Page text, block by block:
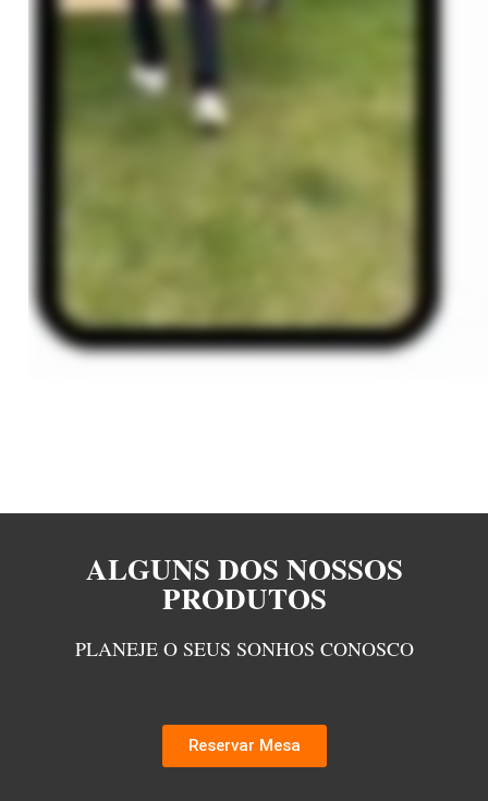
ALGUNS DOS NOSSOS
PRODUTOS
PLANEJE O SEUS SONHOS CONOSCO
Reservar Mesa